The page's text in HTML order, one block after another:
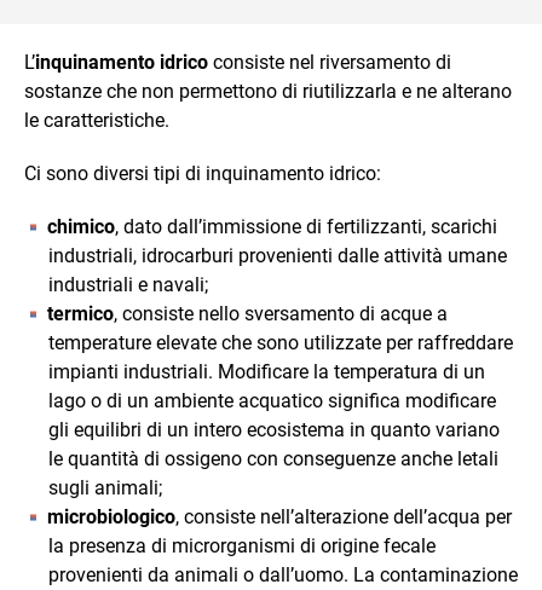
L’inquinamento idrico consiste nel riversamento di
sostanze che non permettono di riutilizzarla e ne alterano
le caratteristiche.
Ci sono diversi tipi di inquinamento idrico:
chimico, dato dall’immissione di fertilizzanti, scarichi
industriali, idrocarburi provenienti dalle attività umane
industriali e navali;
termico, consiste nello sversamento di acque a
temperature elevate che sono utilizzate per raffreddare
impianti industriali. Modificare la temperatura di un
lago o di un ambiente acquatico significa modificare
gli equilibri di un intero ecosistema in quanto variano
le quantità di ossigeno con conseguenze anche letali
sugli animali;
microbiologico, consiste nell’alterazione dell’acqua per
la presenza di microrganismi di origine fecale
provenienti da animali o dall’uomo. La contaminazione